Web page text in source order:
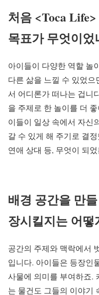
처음 <Toca
목표가 무엇이었
아이들이 다양한 역할 놀
다른 삶을 느낄 수 있었
서 어디론가 떠나는 겁니
을 주제로 한 놀이를 더
이들이 일상 속에서 자신
갈 수 있게 해 주기로 결
연애 상대 등, 무엇이 되
배경 공간을 만
장시킬지는 어떻
공간의 주제와 맥락에서
입니다. 아이들은 등장인
사물에 의미를 부여하죠.
는 물건도 그들의 이야기